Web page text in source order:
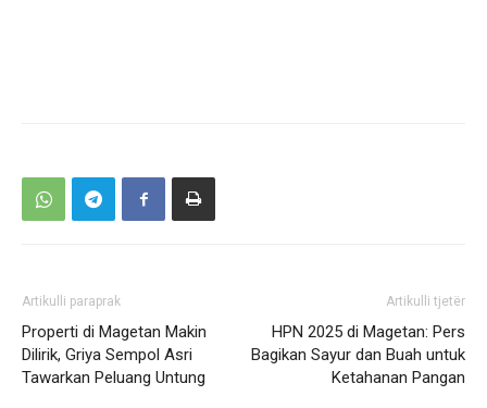
Artikulli paraprak
Properti di Magetan Makin
Dilirik, Griya Sempol Asri
Tawarkan Peluang Untung
Artikulli tjetër
HPN 2025 di Magetan: Pers
Bagikan Sayur dan Buah untuk
Ketahanan Pangan